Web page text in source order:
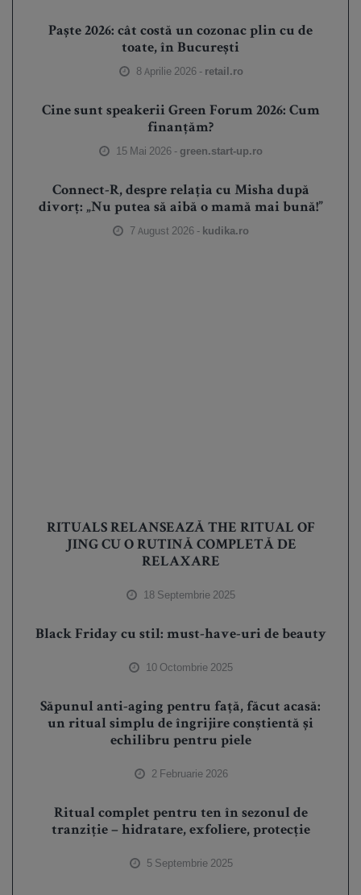
Paște 2026: cât costă un cozonac plin cu de
toate, în București
8 Aprilie 2026 - retail.ro
Cine sunt speakerii Green Forum 2026: Cum
finanțăm?
15 Mai 2026 - green.start-up.ro
Connect-R, despre relația cu Misha după
divorț: „Nu putea să aibă o mamă mai bună!”
7 August 2026 - kudika.ro
RITUALS RELANSEAZĂ THE RITUAL OF
JING CU O RUTINĂ COMPLETĂ DE
RELAXARE
18 Septembrie 2025
Black Friday cu stil: must-have-uri de beauty
10 Octombrie 2025
Săpunul anti-aging pentru față, făcut acasă:
un ritual simplu de îngrijire conștientă și
echilibru pentru piele
2 Februarie 2026
Ritual complet pentru ten în sezonul de
tranziție – hidratare, exfoliere, protecție
5 Septembrie 2025